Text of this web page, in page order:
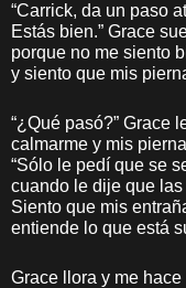
“Carrick, da un paso
Estás bien.” Grace
porque no me siento
y siento que mis
“¿Qué pasó?” Grace
calmarme y mis
“Sólo le pedí que se
cuando le dije que
Siento que mis
entiende lo que está
Grace llora y me